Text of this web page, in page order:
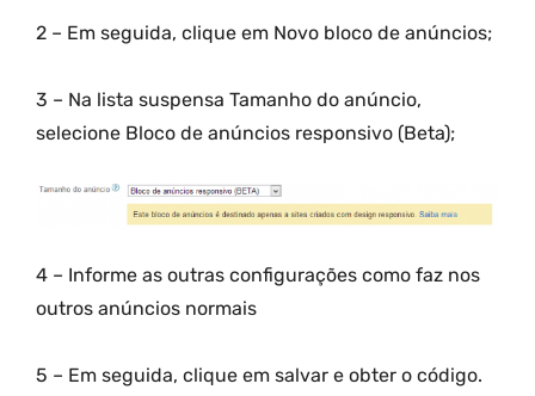
2 – Em seguida, clique em Novo bloco de anúncios;
3 – Na lista suspensa Tamanho do anúncio,
selecione Bloco de anúncios responsivo (Beta);
4 – Informe as outras configurações como faz nos
outros anúncios normais
5 – Em seguida, clique em salvar e obter o código.